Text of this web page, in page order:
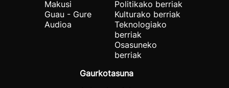
Makusi
Guau - Gure
Audioa
Politikako berriak
Kulturako berriak
Teknologiako
berriak
Osasuneko
berriak
Gaurkotasuna